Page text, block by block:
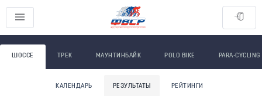
ШОССЕ ТРЕК МАУНТИНБАЙК POLO BIKE PARA-CYCLING
КАЛЕНДАРЬ РЕЗУЛЬТАТЫ РЕЙТИНГИ